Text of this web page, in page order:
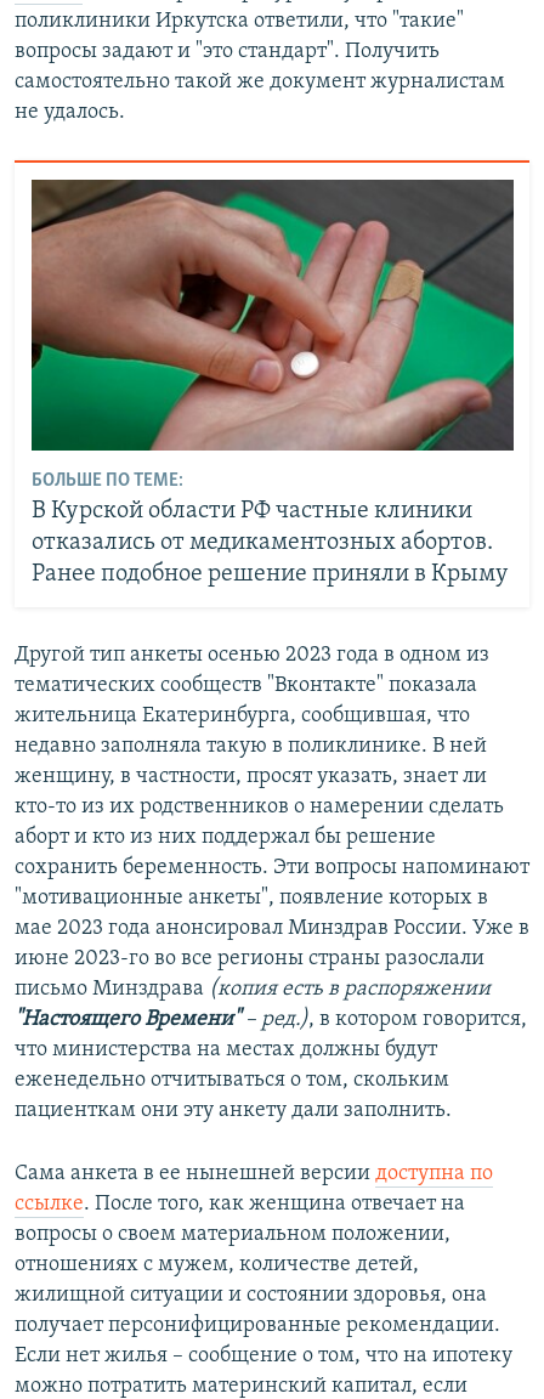
поликлиники Иркутска ответили, что "такие"
вопросы задают и "это стандарт". Получить
самостоятельно такой же документ журналистам
не удалось.
БОЛЬШЕ ПО ТЕМЕ:
В Курской области РФ частные клиники
отказались от медикаментозных абортов.
Ранее подобное решение приняли в Крыму
Другой тип анкеты осенью 2023 года в одном из
тематических сообществ "Вконтакте" показала
жительница Екатеринбурга, сообщившая, что
недавно заполняла такую в поликлинике. В ней
женщину, в частности, просят указать, знает ли
кто-то из их родственников о намерении сделать
аборт и кто из них поддержал бы решение
сохранить беременность. Эти вопросы напоминают
"мотивационные анкеты", появление которых в
мае 2023 года анонсировал Минздрав России. Уже в
июне 2023-го во все регионы страны разослали
письмо Минздрава (копия есть в распоряжении
"Настоящего Времени"– ред.), в котором говорится,
что министерства на местах должны будут
еженедельно отчитываться о том, скольким
пациенткам они эту анкету дали заполнить.
Сама анкета в ее нынешней версии доступна по
ссылке. После того, как женщина отвечает на
вопросы о своем материальном положении,
отношениях с мужем, количестве детей,
жилищной ситуации и состоянии здоровья, она
получает персонифицированные рекомендации.
Если нет жилья – сообщение о том, что на ипотеку
можно потратить материнский капитал, если